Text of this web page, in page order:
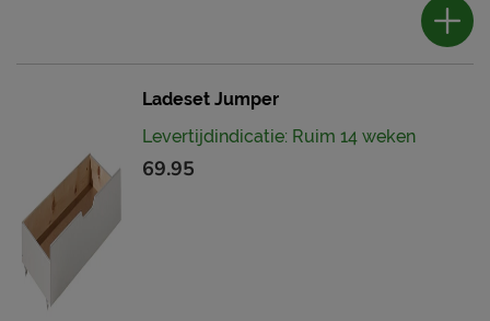
Ladeset Jumper
Levertijdindicatie: Ruim 14 weken
69.95